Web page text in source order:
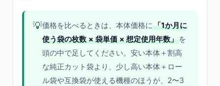
💡価格を比べるときは、本体価格に「1か月に
使う袋の枚数 × 袋単価 × 想定使用年数」 を
頭の中で足してください。安い本体＋割高
な純正カット袋より、少し高い本体＋ロー
ル袋や互換袋が使える機種のほうが、2〜3